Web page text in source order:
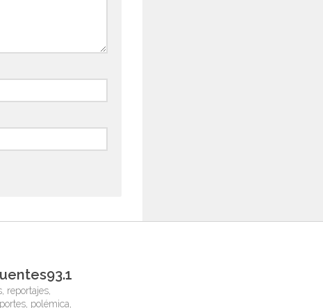
reportajes,
polémica,